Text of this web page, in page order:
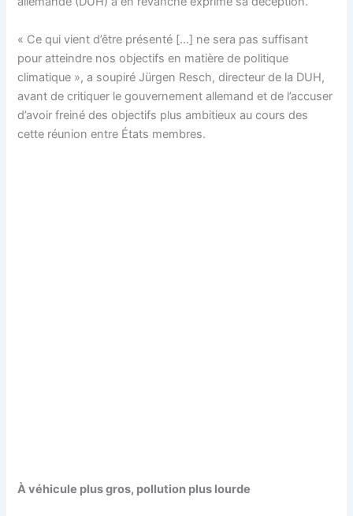
« Ce qui vient d’être présenté […] ne sera pas suffisant
pour atteindre nos objectifs en matière de politique
climatique », a soupiré Jürgen Resch, directeur de la DUH,
avant de critiquer le gouvernement allemand et de l’accuser
d’avoir freiné des objectifs plus ambitieux au cours des
cette réunion entre États membres.
À véhicule plus gros, pollution plus lourde